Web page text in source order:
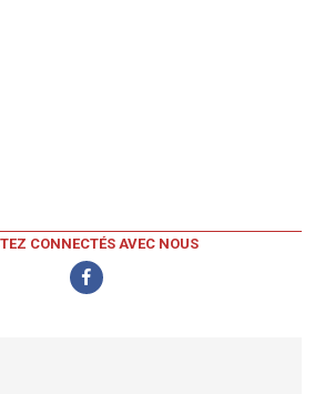
CONNECTÉS AVEC NOUS